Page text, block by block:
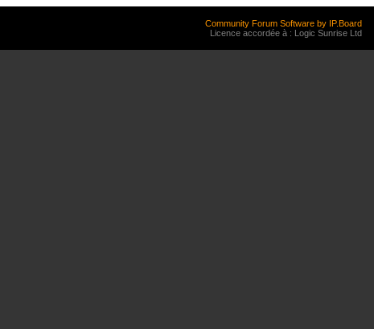
Community Forum Software by IP.Board
Licence accordée à : Logic Sunrise Ltd